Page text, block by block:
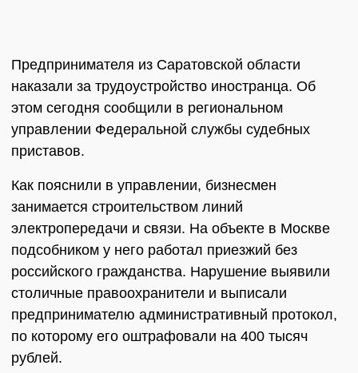
Предпринимателя из Саратовской области
наказали за трудоустройство иностранца. Об
этом сегодня сообщили в региональном
управлении Федеральной службы судебных
приставов.
Как пояснили в управлении, бизнесмен
занимается строительством линий
электропередачи и связи. На объекте в Москве
подсобником у него работал приезжий без
российского гражданства. Нарушение выявили
столичные правоохранители и выписали
предпринимателю административный протокол,
по которому его оштрафовали на 400 тысяч
рублей.